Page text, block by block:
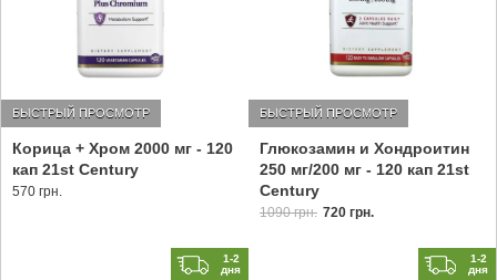
Корица + Хром 2000 мг - 120
кап 21st Century
БЫСТРЫЙ ПРОСМОТР
570 грн.
Глюкозамин и Хондроитин
250 мг/200 мг - 120 кап 21st
Century
БЫСТРЫЙ ПРОСМОТР
1090 грн. 720 грн.
1-2
дня
1-2
дня